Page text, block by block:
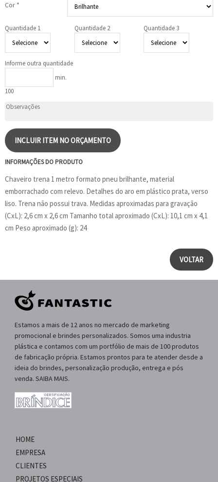
Cor *
Quantidade 1 Quantidade 2 Quantidade 3
Informe outra quantidade
min.
100
INCLUIR ITEM NO ORÇAMENTO
INFORMAÇÕES DO PRODUTO
Chaveiro trena 1 metro formato pneu brilhante, material
emborrachado com relevo. Detalhes do aro em plástico prata, verso
liso. Trena não possui trava. Medidas aproximadas para gravação
(CxL): 2,6 cm x 2,6 cm Tamanho total aproximado (CxL): 10,1 cm x 4,1
cm Peso aproximado (g): 24
VOLTAR
Estamos a mais de 12 anos no mercado de marketing
promocional e brindes personalizados. Somos uma industria
plástica e contamos com um portfólio de mais de 100 produtos
de fabricação própria. Estamos prontos para te atender desde a
ideia do brindes, personalização produção, entrega e pós
venda. SAIBA MAIS.
HOME
EMPRESA
CLIENTES
PROJETOS ESPECIAIS